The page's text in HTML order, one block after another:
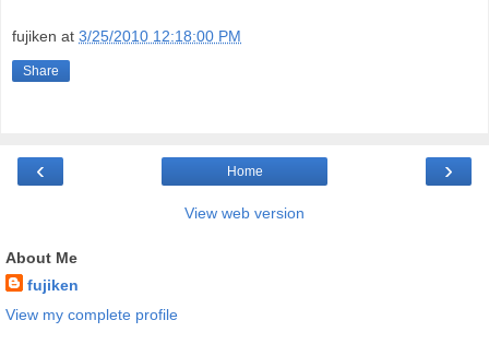
fujiken at 3/25/2010 12:18:00 PM
Share
‹ ›
Home
View web version
About Me
fujiken
View my complete profile